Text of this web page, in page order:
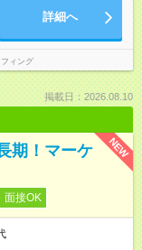
詳細へ
ィング
掲載日：2026.08.10
NEW
期！マーケ
面接OK